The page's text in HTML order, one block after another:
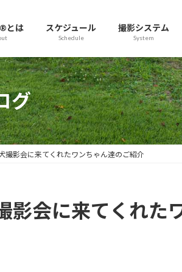
とは スケジュール
Schedule
撮影システム
System
グ
影会に来てくれたワンちゃん達のご紹介
会に来てくれた